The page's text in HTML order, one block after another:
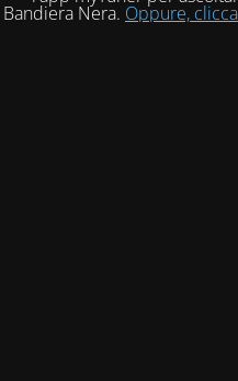
Bandiera Nera. Oppure,